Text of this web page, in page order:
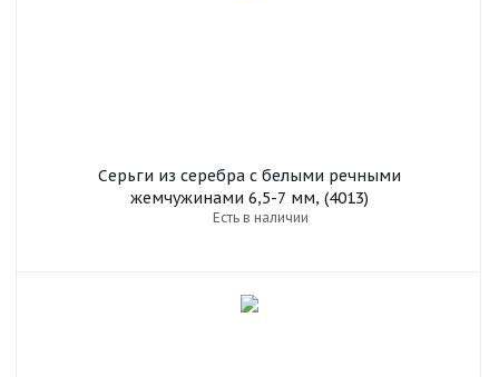
Серьги из серебра c белыми речными
жемчужинами 6,5-7 мм, (4013)
Есть в наличии